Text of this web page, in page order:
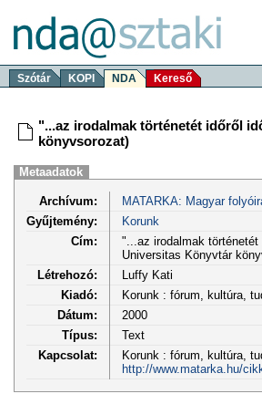
Szótár KOPI NDA Kereső
"...az irodalmak történetét időről
könyvsorozat)
Metaadatok
Archívum:
MATARKA: Magyar
Gyűjtemény:
Korunk
Cím:
"...az irodalmak történetét
Universitas Könyvtár
Létrehozó:
Luffy Kati
Kiadó:
Korunk : fórum, kultúra,
Dátum:
2000
Típus:
Text
Kapcsolat:
Korunk : fórum, kultúra,
http://www.matarka.hu/